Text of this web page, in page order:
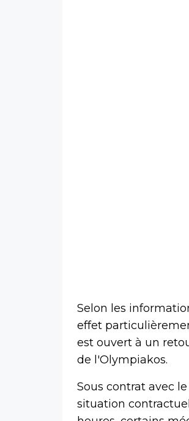
Selon les
effet
est ouvert à un
de l'Olympiakos.
Sous contrat avec
situation